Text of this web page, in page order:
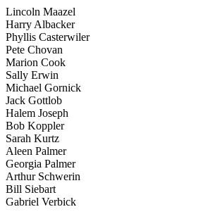
Lincoln Maazel
Harry Albacker
Phyllis Casterwiler
Pete Chovan
Marion Cook
Sally Erwin
Michael Gornick
Jack Gottlob
Halem Joseph
Bob Koppler
Sarah Kurtz
Aleen Palmer
Georgia Palmer
Arthur Schwerin
Bill Siebart
Gabriel Verbick